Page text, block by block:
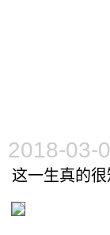
2018-03-
这一生真的很